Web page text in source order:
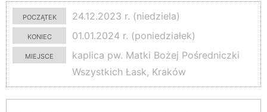
początek
24.12.2023 r. (niedziela)
koniec
01.01.2024 r. (poniedziałek)
miejsce
kaplica pw. Matki Bożej Pośredniczki
Wszystkich Łask, Kraków